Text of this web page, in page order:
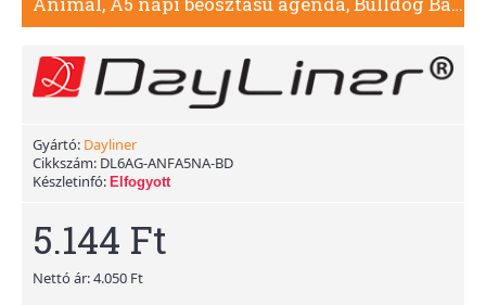
Gyártó: Dayliner
Cikkszám: DL6AG-ANFA5NA-BD
Készletinfó: Elfogyott
5.144 Ft
Nettó ár: 4.050 Ft